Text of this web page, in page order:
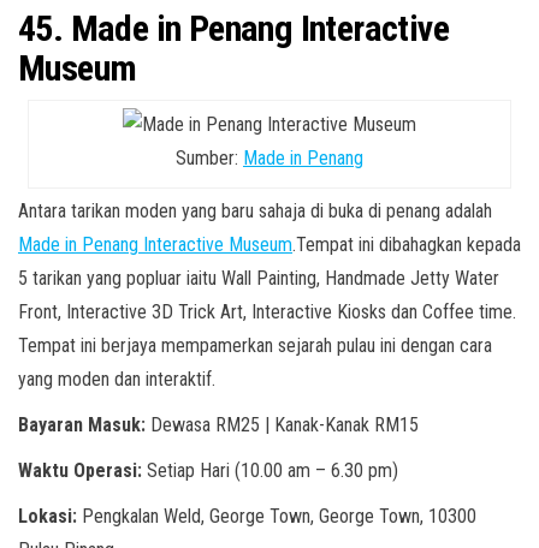
45. Made in Penang Interactive
Museum
Sumber: Made in Penang
Antara tarikan moden yang baru sahaja di buka di penang adalah
Made in Penang Interactive Museum.Tempat ini dibahagkan kepada
5 tarikan yang popluar iaitu Wall Painting, Handmade Jetty Water
Front, Interactive 3D Trick Art, Interactive Kiosks dan Coffee time.
Tempat ini berjaya mempamerkan sejarah pulau ini dengan cara
yang moden dan interaktif.
Bayaran Masuk: Dewasa RM25 | Kanak-Kanak RM15
Waktu Operasi: Setiap Hari (10.00 am – 6.30 pm)
Lokasi: Pengkalan Weld, George Town, George Town, 10300